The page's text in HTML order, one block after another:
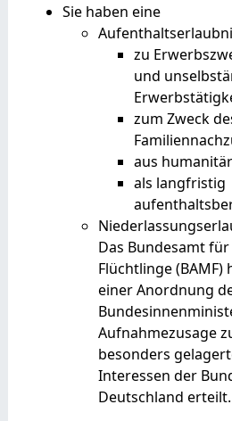
Sie haben eine
zu
und
zum Zweck
aus
als langfristig
Das Bundesamt
Flüchtlinge
einer Anordnung
Aufnahmezusage
besonders
Interessen der
Deutschland erteilt.